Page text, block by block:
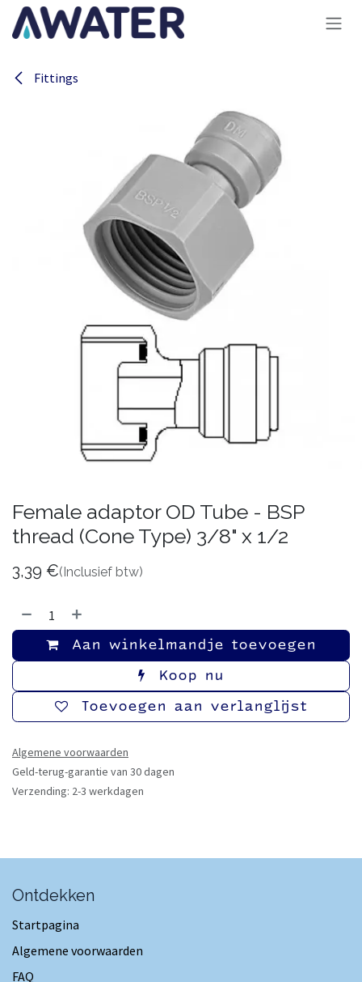
Overslaan naar inhoud
Fittings
Female adaptor OD Tube - BSP
thread (Cone Type) 3/8" x 1/2
3,39 €(Inclusief btw)
Aan winkelmandje toevoegen
Koop nu
Toevoegen aan verlanglijst
Algemene voorwaarden
Geld-terug-garantie van 30 dagen
Verzending: 2-3 werkdagen
Ontdekken
Startpagina
Algemene voorwaarden
FAQ